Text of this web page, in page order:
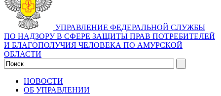
УПРАВЛЕНИЕ ФЕДЕРАЛЬНОЙ СЛУЖБЫ
ПО НАДЗОРУ В СФЕРЕ ЗАЩИТЫ ПРАВ ПОТРЕБИТЕЛЕЙ
И БЛАГОПОЛУЧИЯ ЧЕЛОВЕКА ПО АМУРСКОЙ
ОБЛАСТИ
НОВОСТИ
ОБ УПРАВЛЕНИИ